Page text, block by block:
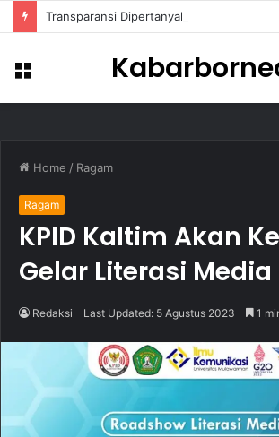
Menu
Home / Ragam
Ragam
KPID Kaltim Akan
Gelar Literasi Media
Redaksi Last Updated: 5 Agustus 2023 1